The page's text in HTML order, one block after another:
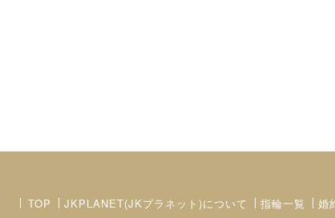
TOP JKPLANET(JKプラネット)について 指輪一覧 婚